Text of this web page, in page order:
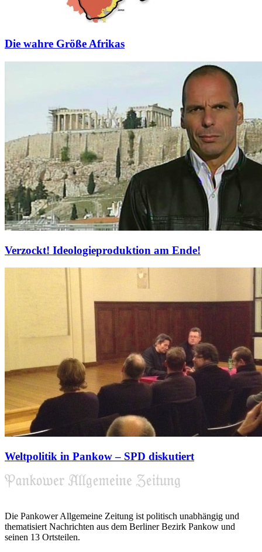
Die wahre Größe Afrikas
Verzockt! Ideologieproduktion am Ende!
Weltpolitik in Pankow – SPD diskutiert
Die Pankower Allgemeine Zeitung ist politisch unabhängig und
thematisiert Nachrichten aus dem Berliner Bezirk Pankow und
seinen 13 Ortsteilen.